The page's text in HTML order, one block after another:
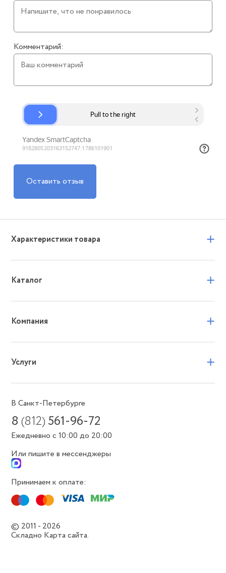
Комментарий:
Оставить отзыв
Характеристики товара +
Каталог +
Компания +
Услуги +
В Санкт-Петербурге
8(812) 561-96-72
Ежедневно с 10:00 до 20:00
Или пишите в мессенджеры
Принимаем к оплате:
© 2011 - 2026
Складно Карта сайта.